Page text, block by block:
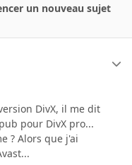
un nouveau sujet
DivX, il me dit
pour DivX pro...
? Alors que j'ai